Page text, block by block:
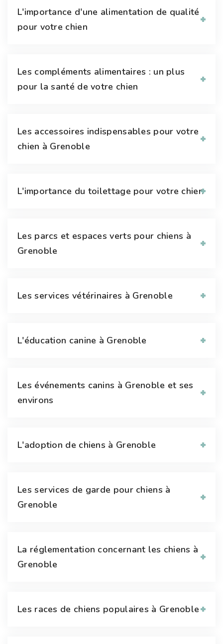
L'importance d'une alimentation de qualité
pour votre chien
Les compléments alimentaires : un plus
pour la santé de votre chien
Les accessoires indispensables pour votre
chien à Grenoble
L'importance du toilettage pour votre chien
Les parcs et espaces verts pour chiens à
Grenoble
Les services vétérinaires à Grenoble
L'éducation canine à Grenoble
Les événements canins à Grenoble et ses
environs
L'adoption de chiens à Grenoble
Les services de garde pour chiens à
Grenoble
La réglementation concernant les chiens à
Grenoble
Les races de chiens populaires à Grenoble